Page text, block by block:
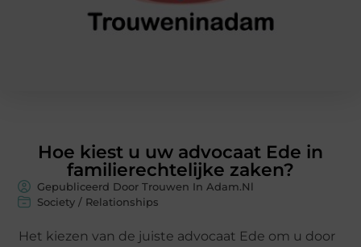
Hoe kiest u uw advocaat Ede in
familierechtelijke zaken?
Gepubliceerd Door Trouwen In Adam.nl
Society / Relationships
Het kiezen van de juiste advocaat Ede om u door